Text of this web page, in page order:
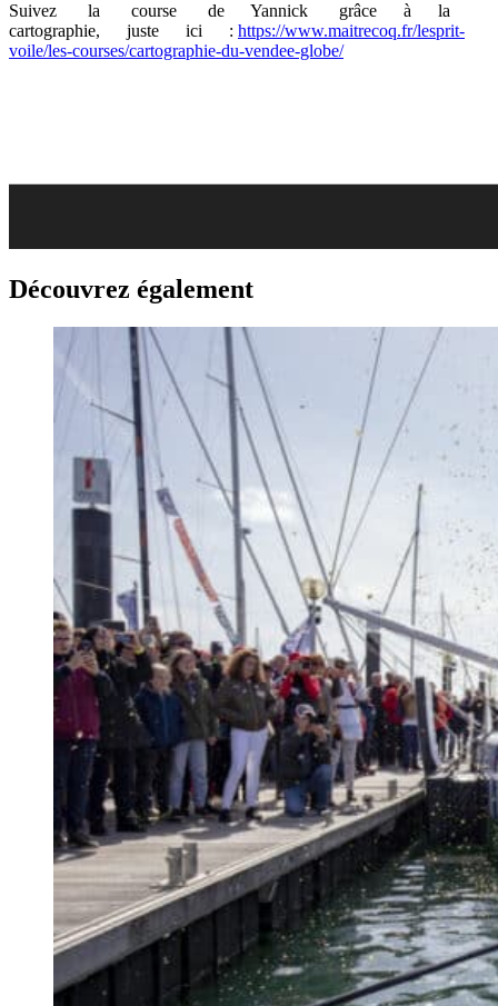
Suivez la course de Yannick grâce à la
cartographie, juste ici : https://www.maitrecoq.fr/lesprit-
voile/les-courses/cartographie-du-vendee-globe/
Découvrez également